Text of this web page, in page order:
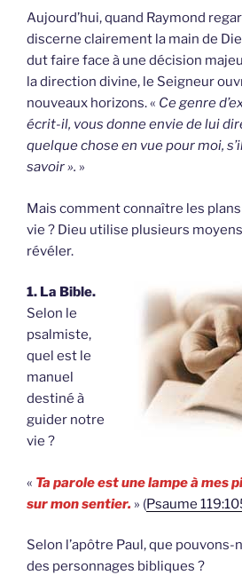
Aujourd’hui, quand Raymond
discerne clairement la main de
dut faire face à une décision
la direction divine, le Seigneur
nouveaux horizons. « Ce genre
écrit-il, vous donne envie de lui
quelque chose en vue pour moi,
savoir ». »
Mais comment connaître les
vie ? Dieu utilise plusieurs
révéler.
1. La Bible.
Selon le
psalmiste,
quel est le
manuel
destiné à
guider notre
vie ?
« Ta parole est une lampe à mes
sur mon sentier. » (Psaume
Selon l’apôtre Paul, que pouvons-
des personnages bibliques ?